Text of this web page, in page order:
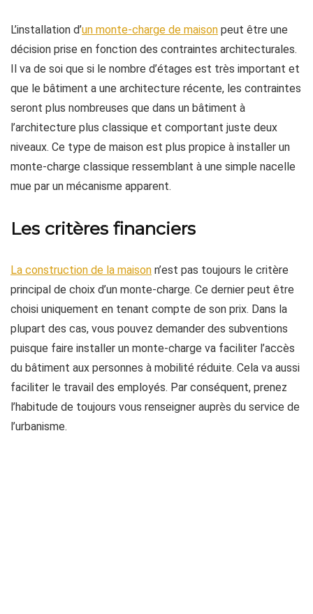
L’installation d’un monte-charge de maison peut être une
décision prise en fonction des contraintes architecturales.
Il va de soi que si le nombre d’étages est très important et
que le bâtiment a une architecture récente, les contraintes
seront plus nombreuses que dans un bâtiment à
l’architecture plus classique et comportant juste deux
niveaux. Ce type de maison est plus propice à installer un
monte-charge classique ressemblant à une simple nacelle
mue par un mécanisme apparent.
Les critères financiers
La construction de la maison n’est pas toujours le critère
principal de choix d’un monte-charge. Ce dernier peut être
choisi uniquement en tenant compte de son prix. Dans la
plupart des cas, vous pouvez demander des subventions
puisque faire installer un monte-charge va faciliter l’accès
du bâtiment aux personnes à mobilité réduite. Cela va aussi
faciliter le travail des employés. Par conséquent, prenez
l’habitude de toujours vous renseigner auprès du service de
l’urbanisme.